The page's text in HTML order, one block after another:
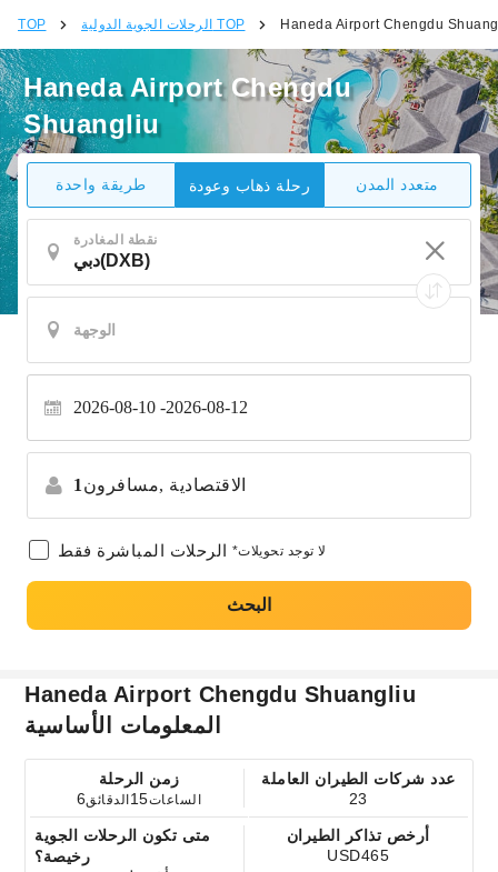
TOP الرحلات الجوية الدولية TOP Haneda Airport Chengdu
Haneda Airport Chengdu
Shuangliu
طريقة واحدة رحلة ذهاب وعودة متعدد المدن
نقطة المغادرة
2026-08-10 2026-08-12
1 مسافرون, الاقتصادية
الرحلات المباشرة فقط *لا توجد تحويلات
البحث
Haneda Airport Chengdu Shuangliu
المعلومات الأساسية
زمن الرحلة
6
الساعات15 الدقائق
عدد شركات الطيران العاملة
23
متى تكون الرحلات الجوية
رخيصة؟
أرخص تذاكر الطيران
USD465